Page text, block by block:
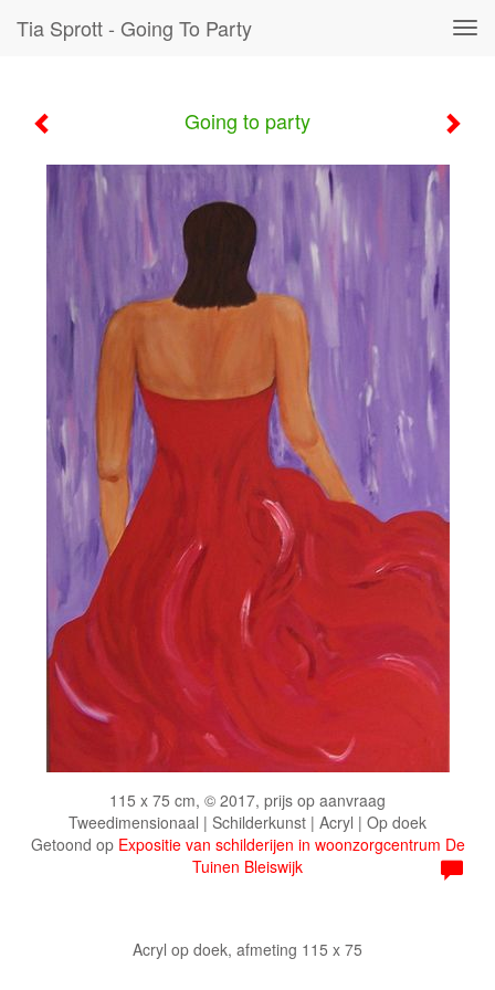
Tia Sprott - Going To Party
Going to party
115 x 75 cm, © 2017, prijs op aanvraag
Tweedimensionaal | Schilderkunst | Acryl | Op doek
Getoond op Expositie van schilderijen in woonzorgcentrum De
Tuinen Bleiswijk
Acryl op doek, afmeting 115 x 75